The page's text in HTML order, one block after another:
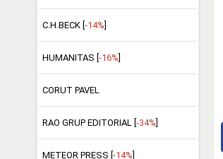
C.H.BECK [ -14%
HUMANITAS [ -16%
CORUT PAVEL
RAO GRUP EDITORIAL [ -34%
METEOR PRESS [ -14%